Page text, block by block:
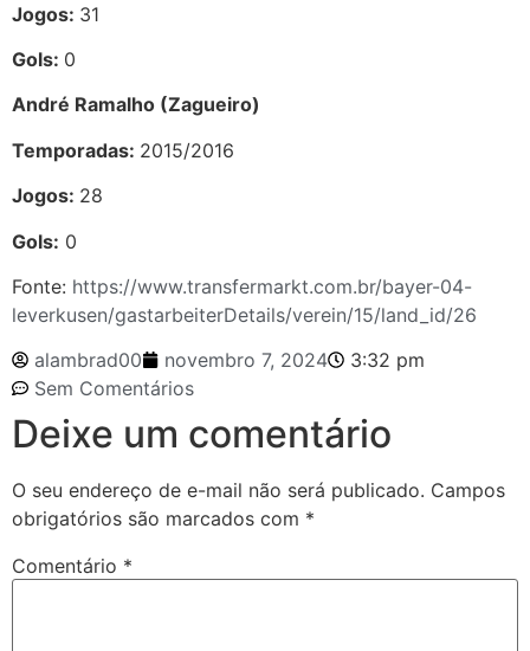
Jogos: 31
Gols: 0
André Ramalho (Zagueiro)
Temporadas: 2015/2016
Jogos: 28
Gols: 0
Fonte: https://www.transfermarkt.com.br/bayer-04-
leverkusen/gastarbeiterDetails/verein/15/land_id/26
alambrad00
novembro 7, 2024
3:32 pm
Sem Comentários
Deixe um comentário
O seu endereço de e-mail não será publicado. Campos
obrigatórios são marcados com *
Comentário *